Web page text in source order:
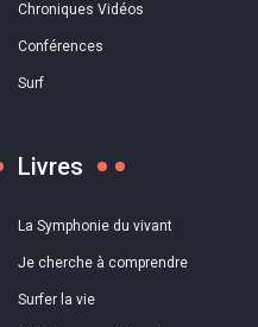
Chroniques Vidéos
Conférences
Surf
Livres
La Symphonie du vivant
Je cherche à comprendre
Surfer la vie